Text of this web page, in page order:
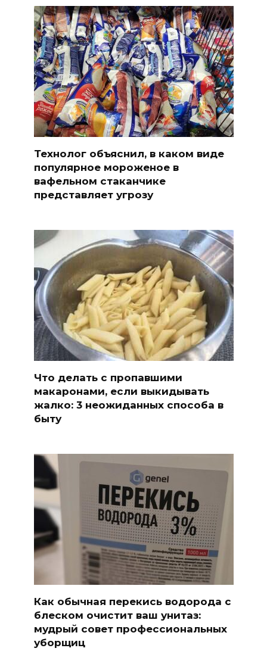
Технолог объяснил, в каком виде
популярное мороженое в
вафельном стаканчике
представляет угрозу
Что делать с пропавшими
макаронами, если выкидывать
жалко: 3 неожиданных способа в
быту
Как обычная перекись водорода с
блеском очистит ваш унитаз:
мудрый совет профессиональных
уборщиц